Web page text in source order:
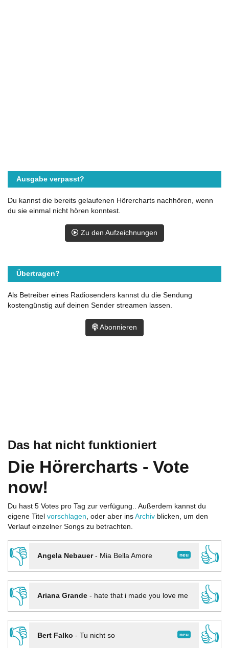
Das hat nicht funktioniert
Die Hörercharts - Vote
now!
Du hast 5 Votes pro Tag zur verfügung.. Außerdem kannst du
eigene Titel vorschlagen, oder aber ins Archiv blicken, um den
Verlauf einzelner Songs zu betrachten.
👎 neu
Angela Nebauer- Mia Bella Amore
👍
👎
Ariana Grande- hate that i made you love me
👍
👎
neu
Bert Falko - Tu nicht so
👍
Ausgabe verpasst?
Du kannst die bereits gelaufenen Hörercharts nachhören, wenn
du sie einmal nicht hören konntest.
Zu den Aufzeichnungen
Übertragen?
Als Betreiber eines Radiosenders kannst du die Sendung
kostengünstig auf deinen Sender streamen lassen.
Abonnieren